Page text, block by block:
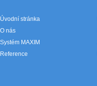
Úvodní stránka
O nás
Systém MAXIM
Reference